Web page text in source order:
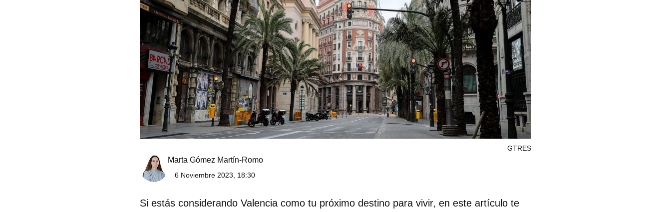
GTRES
Marta Gómez Martín-Romo
6 Noviembre 2023, 18:30
Si estás considerando Valencia como tu próximo destino para vivir, en este artículo te